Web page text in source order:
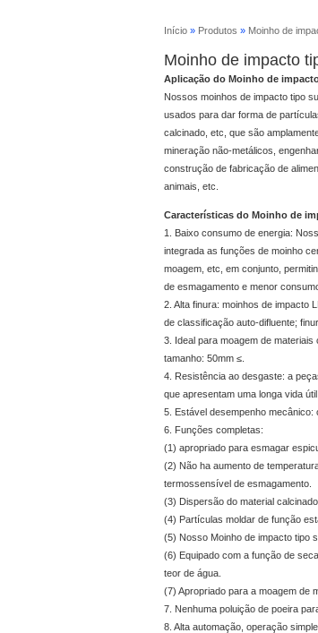
Início» Produtos » Moinho de
Moinho de impacto
Aplicação do Moinho de
Nossos moinhos de impacto tipo
usados para dar forma de
calcinado, etc, que são
mineração não-metálicos,
construção de fabricação de
animais, etc.
Características do Moinho de
1. Baixo consumo de energia:
integrada as funções de moinho
moagem, etc, em conjunto,
de esmagamento e menor
2. Alta finura: moinhos de impacto
de classificação auto-difluente;
3. Ideal para moagem de
tamanho: 50mm ≤.
4. Resistência ao desgaste: a
que apresentam uma longa vida
5. Estável desempenho
6. Funções completas:
(1) apropriado para esmagar
(2) Não ha aumento de
termossensível de esmagamento.
(3) Dispersão do material
(4) Partículas moldar de função
(5) Nosso Moinho de impacto tipo
(6) Equipado com a função de
teor de água.
(7) Apropriado para a moagem de
7. Nenhuma poluição de poeira
8. Alta automação, operação